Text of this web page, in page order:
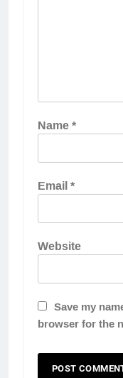
Name*
Email*
Website
Save my
browser for the